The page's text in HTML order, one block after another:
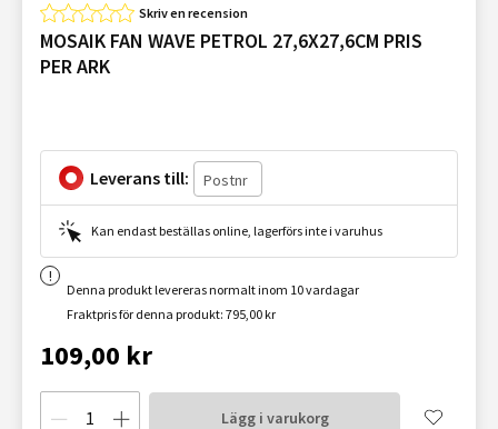
Skriv en recension
MOSAIK FAN WAVE PETROL 27,6X27,6CM PRIS
PER ARK
Leverans till:
Kan endast beställas online, lagerförs inte i varuhus
Denna produkt levereras normalt inom 10 vardagar
Fraktpris för denna produkt: 795,00 kr
109,00 kr
Lägg i varukorg